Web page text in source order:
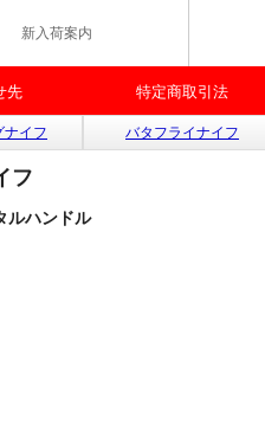
新入荷案内
先 特定商取引法
ナイフ バタフライナイフ
フ
ルハンドル